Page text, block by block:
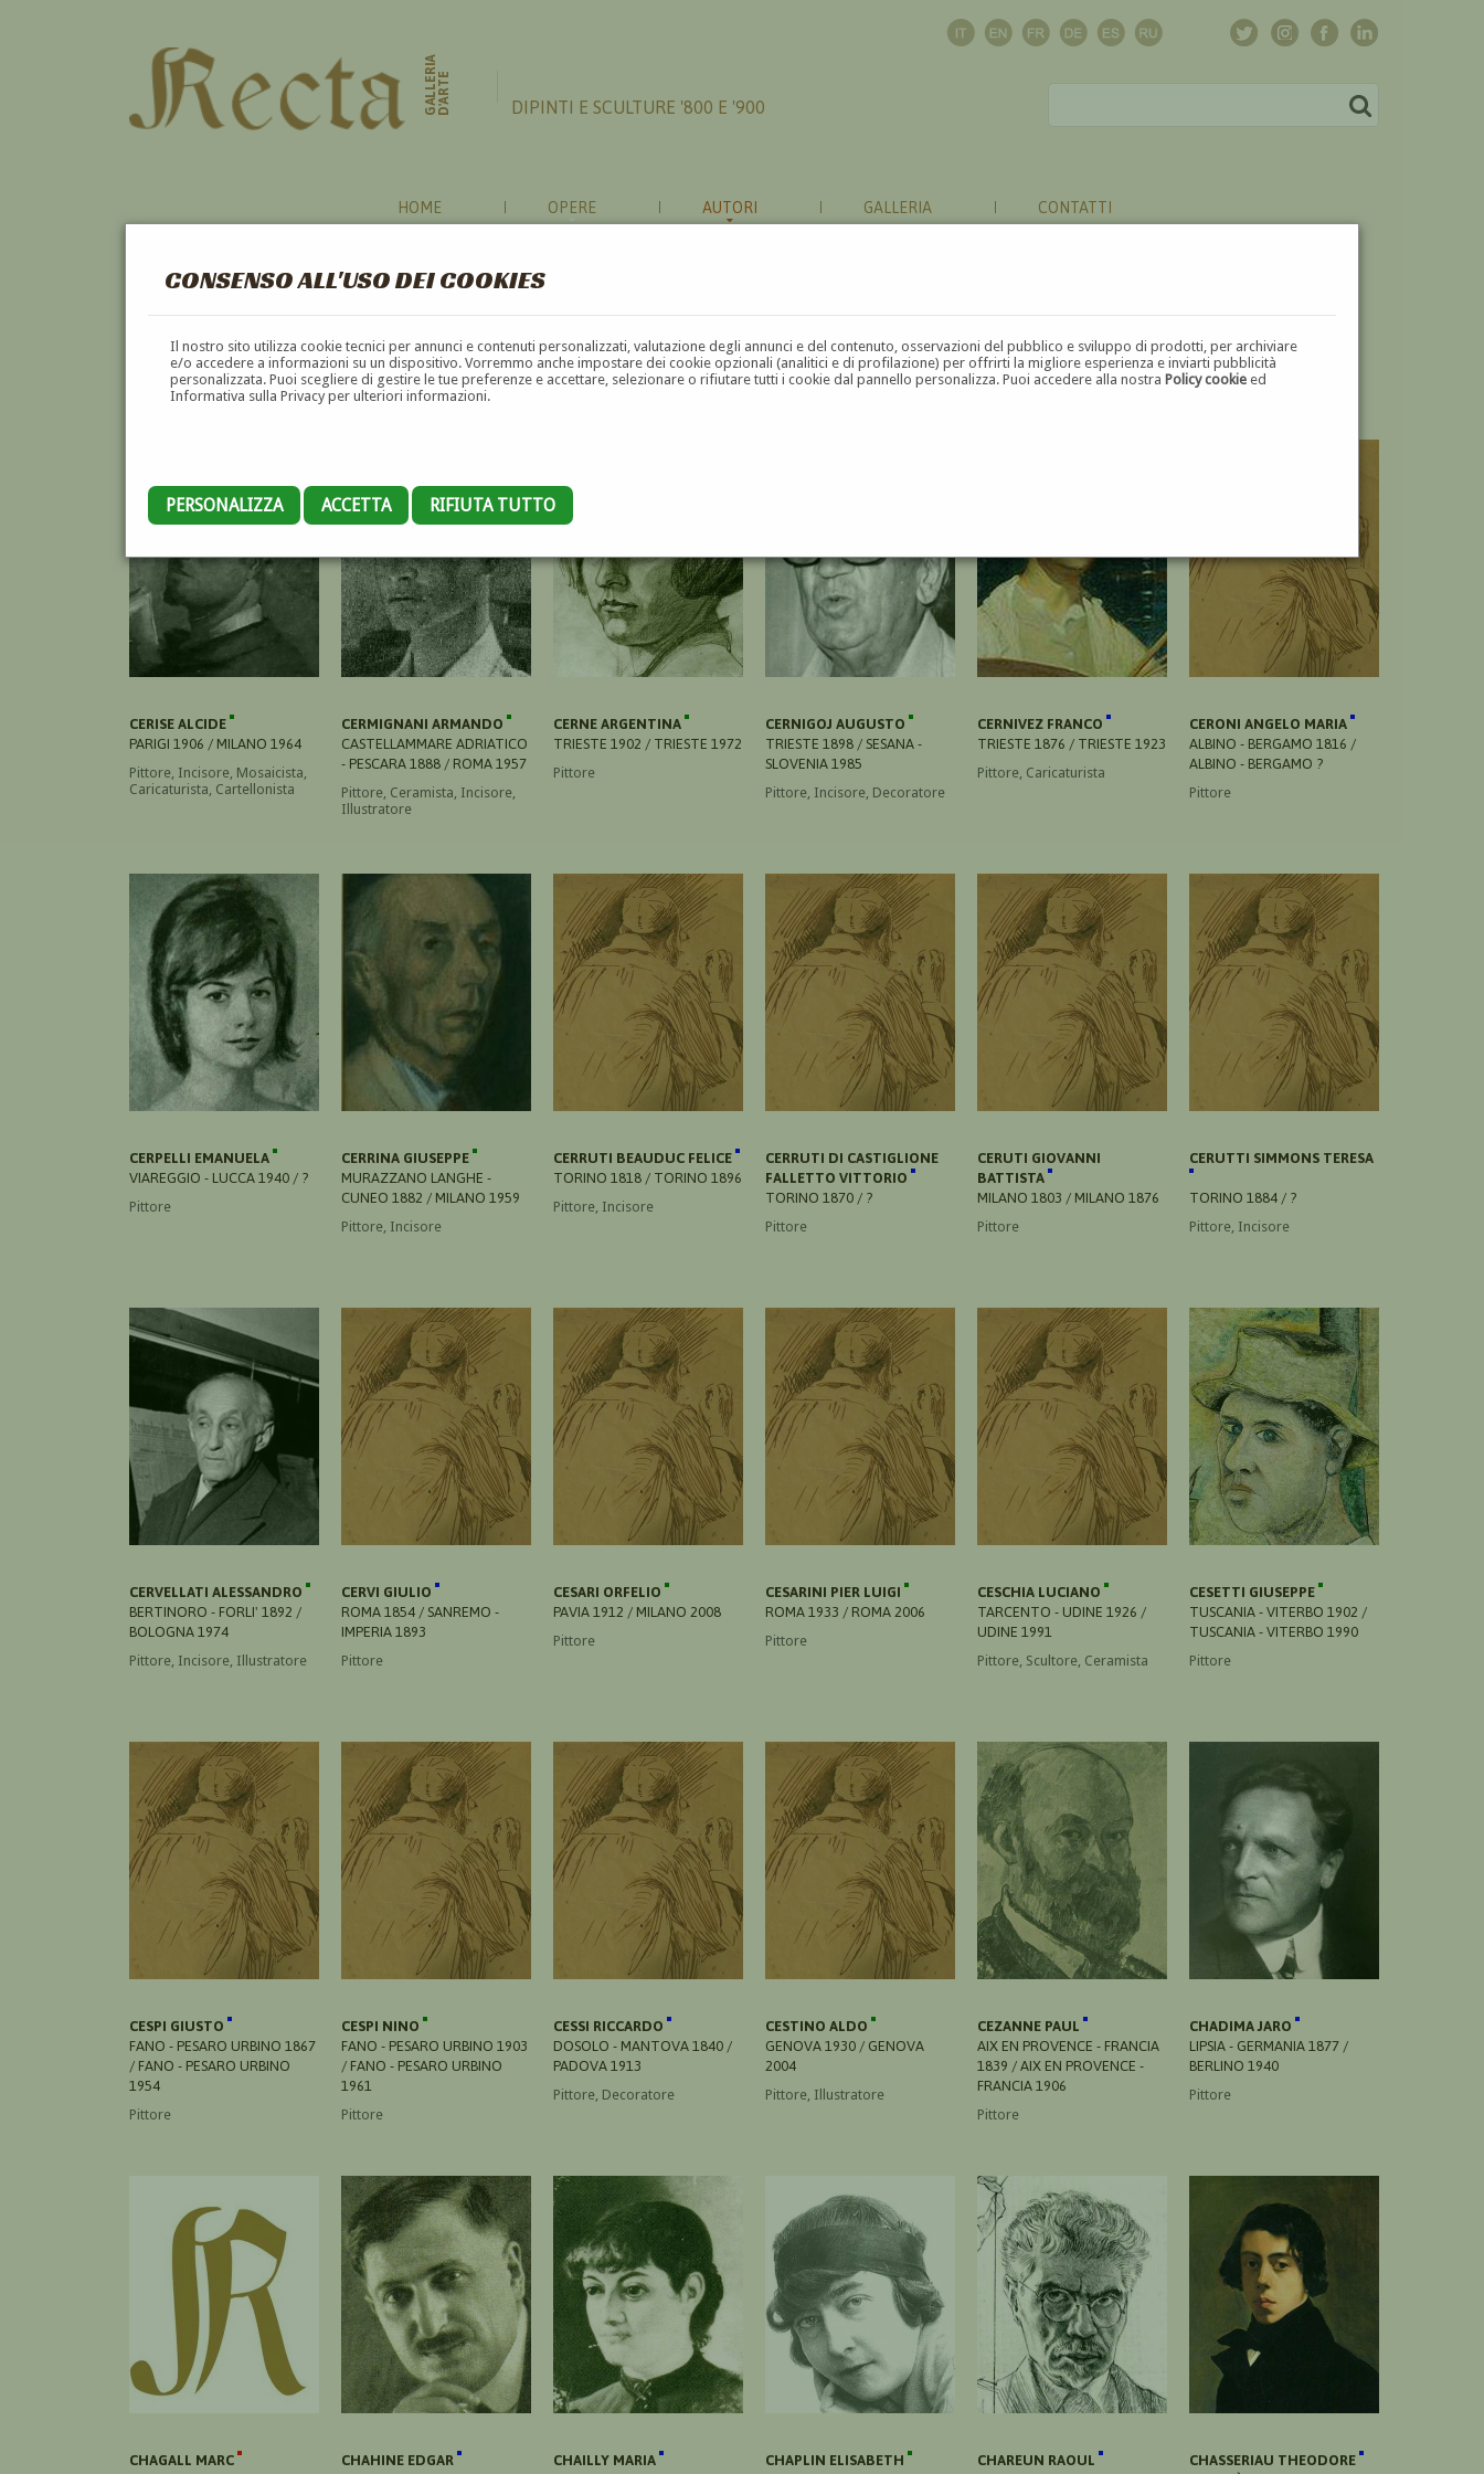
CONSENSO ALL'USO DEI COOKIES
Il nostro sito utilizza cookie tecnici per annunci e contenuti personalizzati, valutazione degli annunci e del contenuto, osservazioni del pubblico e sviluppo di prodotti, per archiviare
e/o accedere a informazioni su un dispositivo. Vorremmo anche impostare dei cookie opzionali (analitici e di profilazione) per offrirti la migliore esperienza e inviarti pubblicità
personalizzata. Puoi scegliere di gestire le tue preferenze e accettare, selezionare o rifiutare tutti i cookie dal pannello personalizza. Puoi accedere alla nostraPolicy cookie ed
Informativa sulla Privacy per ulteriori informazioni.
PERSONALIZZA ACCETTA RIFIUTA TUTTO
GALLERIAD'ARTE DIPINTI E SCULTURE '800 E '900
HOME OPERE AUTORI GALLERIA CONTATTI
PITTORI
A B C D E F G H I J K L M N O P Q R S T U V W X Y Z ⬅
CERISE ALCIDE
PARIGI 1906 / MILANO 1964
Pittore, Incisore, Mosaicista,
Caricaturista, Cartellonista
CERMIGNANI ARMANDO
CASTELLAMMARE ADRIATICO
- PESCARA 1888 / ROMA 1957
Pittore, Ceramista, Incisore,
Illustratore
CERNE ARGENTINA
TRIESTE 1902 / TRIESTE 1972
Pittore
CERNIGOJ AUGUSTO
TRIESTE 1898 / SESANA -
SLOVENIA 1985
Pittore, Incisore, Decoratore
CERNIVEZ FRANCO
TRIESTE 1876 / TRIESTE 1923
Pittore, Caricaturista
CERONI ANGELO MARIA
ALBINO - BERGAMO 1816 /
ALBINO - BERGAMO ?
Pittore
CERPELLI EMANUELA
VIAREGGIO - LUCCA 1940 / ?
Pittore
CERRINA GIUSEPPE
MURAZZANO LANGHE -
CUNEO 1882 / MILANO 1959
Pittore, Incisore
CERRUTI BEAUDUC FELICE
TORINO 1818 / TORINO 1896
Pittore, Incisore
CERRUTI DI CASTIGLIONE
FALLETTO VITTORIO
TORINO 1870 / ?
Pittore
CERUTI GIOVANNI
BATTISTA
MILANO 1803 / MILANO 1876
Pittore
CERUTTI SIMMONS TERESA
TORINO 1884 / ?
Pittore, Incisore
CERVELLATI ALESSANDRO
BERTINORO - FORLI' 1892 /
BOLOGNA 1974
Pittore, Incisore, Illustratore
CERVI GIULIO
ROMA 1854 / SANREMO -
IMPERIA 1893
Pittore
CESARI ORFELIO
PAVIA 1912 / MILANO 2008
Pittore
CESARINI PIER LUIGI
ROMA 1933 / ROMA 2006
Pittore
CESCHIA LUCIANO
TARCENTO - UDINE 1926 /
UDINE 1991
Pittore, Scultore, Ceramista
CESETTI GIUSEPPE
TUSCANIA - VITERBO 1902 /
TUSCANIA - VITERBO 1990
Pittore
CESPI GIUSTO
FANO - PESARO URBINO 1867
/ FANO - PESARO URBINO
1954
Pittore
CESPI NINO
FANO - PESARO URBINO 1903
/ FANO - PESARO URBINO
1961
Pittore
CESSI RICCARDO
DOSOLO - MANTOVA 1840 /
PADOVA 1913
Pittore, Decoratore
CESTINO ALDO
GENOVA 1930 / GENOVA
2004
Pittore, Illustratore
CEZANNE PAUL
AIX EN PROVENCE - FRANCIA
1839 / AIX EN PROVENCE -
FRANCIA 1906
Pittore
CHADIMA JARO
LIPSIA - GERMANIA 1877 /
BERLINO 1940
Pittore
CHAGALL MARC
CHAHINE EDGAR
CHAILLY MARIA
CHAPLIN ELISABETH
CHAREUN RAOUL
CHASSERIAU THEODORE